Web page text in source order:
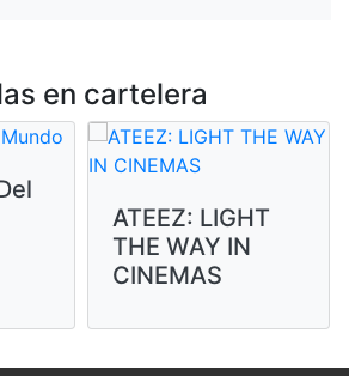
en cartelera
ATEEZ: LIGHT
THE WAY IN
CINEMAS